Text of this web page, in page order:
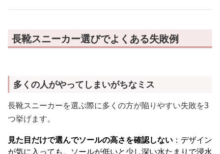
長靴スニーカー選びでよくある失敗例
多くの人がやってしまいがちなミス
長靴スニーカーを選ぶ際に多くの方が陥りやすい失敗を3
つ挙げます。
見た目だけで選んでソールの高さを確認しない ：デザイン
が気に入っても、ソールが低いと少し深い水たまりで浸水